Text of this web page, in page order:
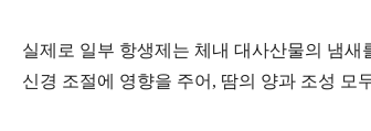
실제로 일부 항생제는 체내 대사산물의 냄
신경 조절에 영향을 주어, 땀의 양과 조성 모